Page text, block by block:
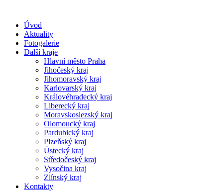
Úvod
Aktuality
Fotogalerie
Další kraje
Hlavní město Praha
Jihočeský kraj
Jihomoravský kraj
Karlovarský kraj
Královéhradecký kraj
Liberecký kraj
Moravskoslezský kraj
Olomoucký kraj
Pardubický kraj
Plzeňský kraj
Ústecký kraj
Středočeský kraj
Vysočina kraj
Zlínský kraj
Kontakty